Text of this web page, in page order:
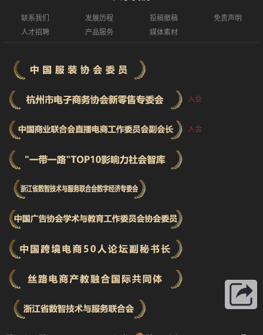
联系我们 发展历程 投稿撤稿
免责声明
人才招聘
产品服务 媒体素材
入会
入会